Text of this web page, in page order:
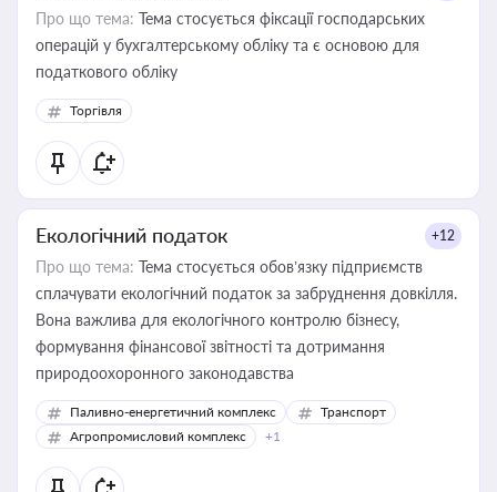
Про що тема: Тема стосується фіксації господарських
операцій у бухгалтерському обліку та є основою для
податкового обліку
Торгівля
Екологічний податок +12
Про що тема: Тема стосується обов’язку підприємств
сплачувати екологічний податок за забруднення довкілля.
Вона важлива для екологічного контролю бізнесу,
формування фінансової звітності та дотримання
природоохоронного законодавства
Паливно-енергетичний комплекс
Транспорт
Агропромисловий комплекс
+1